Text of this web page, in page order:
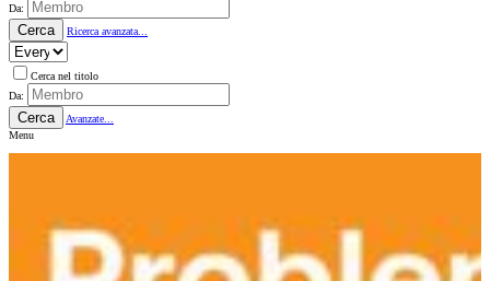
Da:
Cerca Ricerca avanzata...
Cerca nel titolo
Da:
Cerca
Avanzate...
Menu